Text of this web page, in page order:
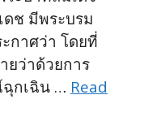
ช มีพระบรม
กาศว่า โดยที่
ยว่าด้วยการ
กเฉิน … Read